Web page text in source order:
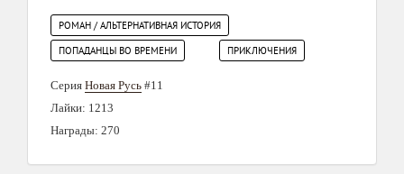
РОМАН / АЛЬТЕРНАТИВНАЯ ИСТОРИЯ
ПОПАДАНЦЫ ВО ВРЕМЕНИ
ПРИКЛЮЧЕНИЯ
Серия Новая Русь #11
Лайки: 1213
Награды: 270